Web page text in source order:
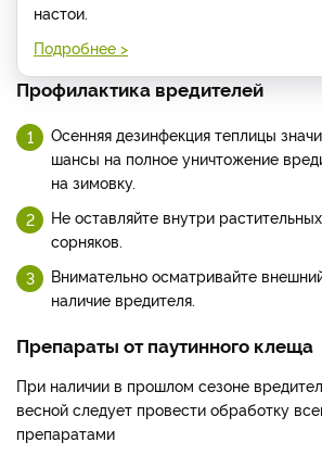
настои.
Подробнее >
Профилактика вредителей
Осенняя дезинфекция теплицы
шансы на полное уничтожение
на зимовку.
Не оставляйте внутри
сорняков.
Внимательно осматривайте
наличие вредителя.
Препараты от паутинного клеща
При наличии в прошлом сезоне
весной следует провести обработку
препаратами